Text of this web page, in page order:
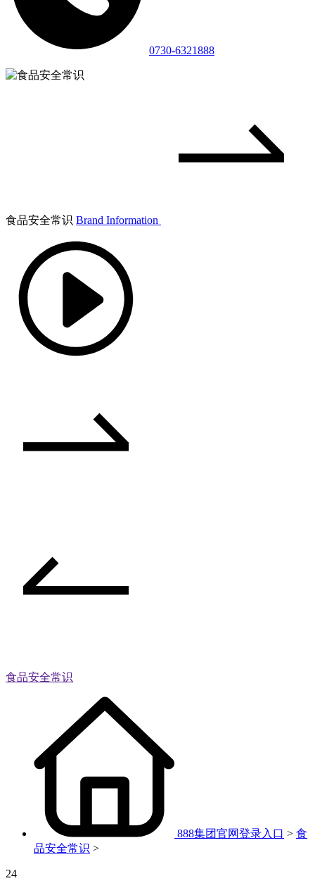
0730-6321888
食品安全常识 Brand Information
食品安全常识
888集团官网登录入口 > 食
品安全常识 >
24